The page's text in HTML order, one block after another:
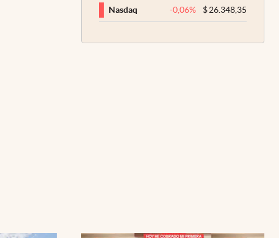
Nasdaq -0,06% $26.348,35